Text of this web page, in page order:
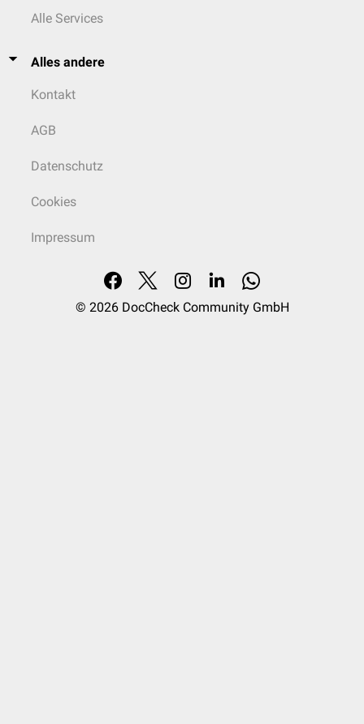
Alle Services
Alles andere
Kontakt
AGB
Datenschutz
Cookies
Impressum
© 2026 DocCheck Community GmbH